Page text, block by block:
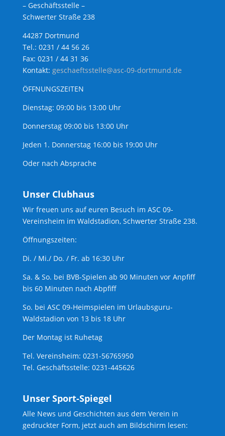
– Geschäftsstelle –
Schwerter Straße 238
44287 Dortmund
Tel.: 0231 / 44 56 26
Fax: 0231 / 44 31 36
Kontakt: geschaeftsstelle@asc-09-dortmund.de
ÖFFNUNGSZEITEN
Dienstag: 09:00 bis 13:00 Uhr
Donnerstag 09:00 bis 13:00 Uhr
Jeden 1. Donnerstag 16:00 bis 19:00 Uhr
Oder nach Absprache
Unser Clubhaus
Wir freuen uns auf euren Besuch im ASC 09-
Vereinsheim im Waldstadion, Schwerter Straße 238.
Öffnungszeiten:
Di. / Mi./ Do. / Fr. ab 16:30 Uhr
Sa. & So. bei BVB-Spielen ab 90 Minuten vor Anpfiff
bis 60 Minuten nach Abpfiff
So. bei ASC 09-Heimspielen im Urlaubsguru-
Waldstadion von 13 bis 18 Uhr
Der Montag ist Ruhetag
Tel. Vereinsheim: 0231-56765950
Tel. Geschäftsstelle: 0231-445626
Unser Sport-Spiegel
Alle News und Geschichten aus dem Verein in
gedruckter Form, jetzt auch am Bildschirm lesen: